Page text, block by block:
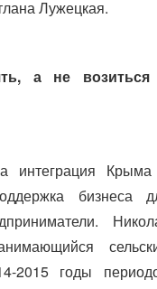
Лужецкая.
а не
интеграция
бизнеса
2015 годы